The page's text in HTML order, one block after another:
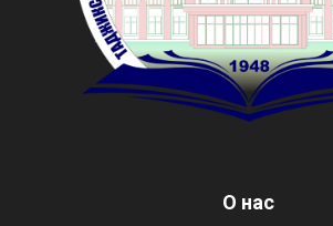
О нас